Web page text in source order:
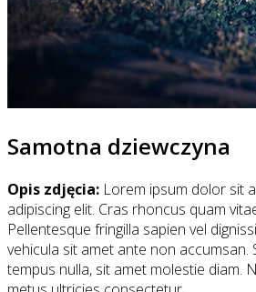
Samotna dziewczyna
Opis zdjęcia: Lorem ipsum dolor sit
adipiscing elit. Cras rhoncus quam
Pellentesque fringilla sapien vel
vehicula sit amet ante non accumsan.
tempus nulla, sit amet molestie diam.